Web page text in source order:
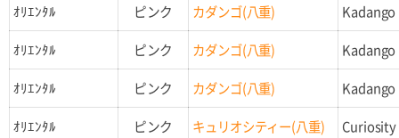
ｵﾘｴﾝﾀﾙ
ピンク カダンゴ(八重)
Kadango
ｵﾘｴﾝﾀﾙ
ピンク カダンゴ(八重)
Kadango
ｵﾘｴﾝﾀﾙ
ピンク カダンゴ(八重)
Kadango
ｵﾘｴﾝﾀﾙ
ピンク キュリオシティー(八重)
Curiosity